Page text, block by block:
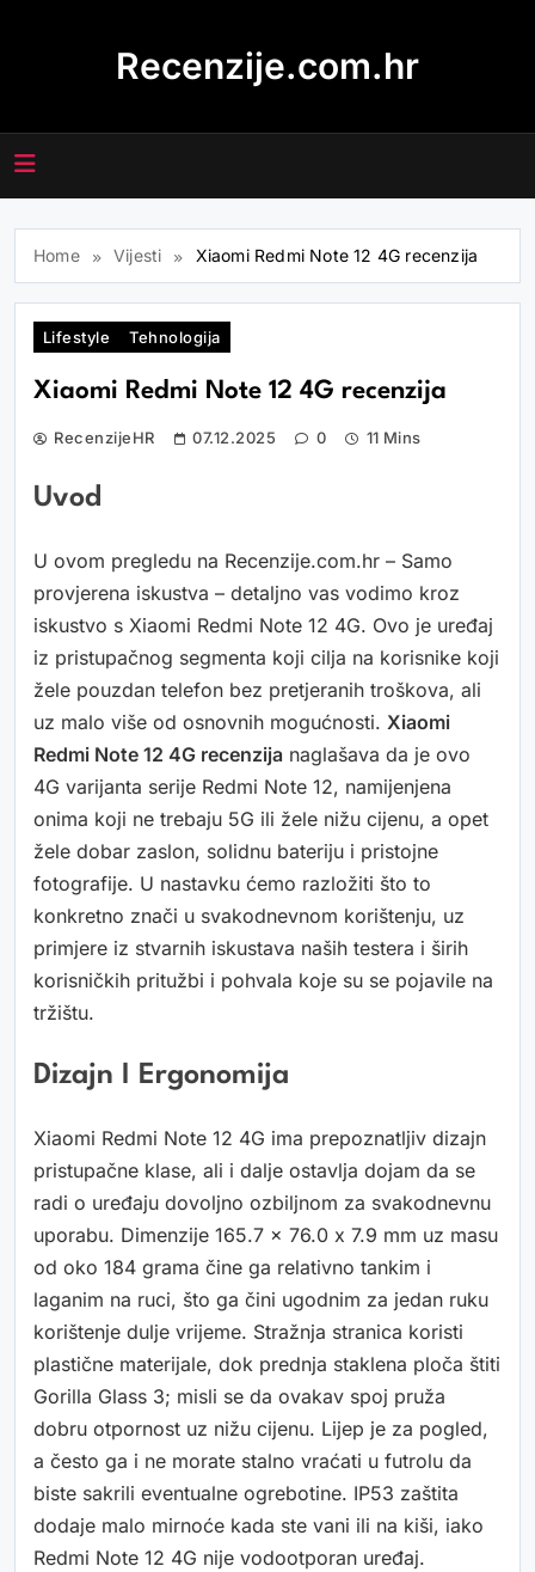
Recenzije.com.hr
Home Vijesti Xiaomi Redmi Note 12 4G recenzija
Lifestyle Tehnologija
Xiaomi Redmi Note 12 4G recenzija
RecenzijeHR 07.12.2025 0 11 Mins
Uvod
U ovom pregledu na Recenzije.com.hr – Samo
provjerena iskustva – detaljno vas vodimo kroz
iskustvo s Xiaomi Redmi Note 12 4G. Ovo je uređaj
iz pristupačnog segmenta koji cilja na korisnike koji
žele pouzdan telefon bez pretjeranih troškova, ali
uz malo više od osnovnih mogućnosti. Xiaomi
Redmi Note 12 4G recenzija naglašava da je ovo
4G varijanta serije Redmi Note 12, namijenjena
onima koji ne trebaju 5G ili žele nižu cijenu, a opet
žele dobar zaslon, solidnu bateriju i pristojne
fotografije. U nastavku ćemo razložiti što to
konkretno znači u svakodnevnom korištenju, uz
primjere iz stvarnih iskustava naših testera i širih
korisničkih pritužbi i pohvala koje su se pojavile na
tržištu.
Dizajn I Ergonomija
Xiaomi Redmi Note 12 4G ima prepoznatljiv dizajn
pristupačne klase, ali i dalje ostavlja dojam da se
radi o uređaju dovoljno ozbiljnom za svakodnevnu
uporabu. Dimenzije 165.7 x 76.0 x 7.9 mm uz masu
od oko 184 grama čine ga relativno tankim i
laganim na ruci, što ga čini ugodnim za jedan ruku
korištenje dulje vrijeme. Stražnja stranica koristi
plastične materijale, dok prednja staklena ploča štiti
Gorilla Glass 3; misli se da ovakav spoj pruža
dobru otpornost uz nižu cijenu. Lijep je za pogled,
a često ga i ne morate stalno vraćati u futrolu da
biste sakrili eventualne ogrebotine. IP53 zaštita
dodaje malo mirnoće kada ste vani ili na kiši, iako
Redmi Note 12 4G nije vodootporan uređaj.